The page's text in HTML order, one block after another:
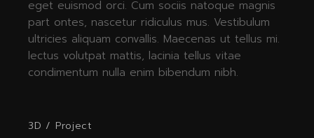
eget euismod orci. Cum sociis natoque magnis
part ontes, nascetur ridiculus mus. Vestibulum
ultricies aliquam convallis. Maecenas ut tellus mi.
lectus volutpat mattis, lacinia tellus vitae
condimentum nulla enim bibendum nibh.
3D / Project